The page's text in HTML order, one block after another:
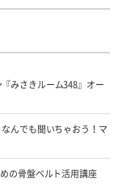
みさきルーム348』オー
んでも聞いちゃおう！マ
の骨盤ベルト活用講座